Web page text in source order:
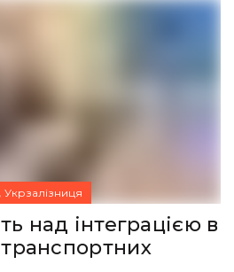
, Укрзалізниця
над інтеграцією в
транспортних